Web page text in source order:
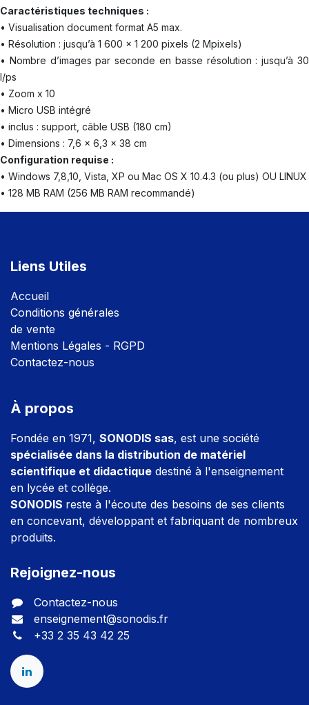
Caractéristiques techniques :
• Visualisation document format A5 max.
• Résolution : jusqu’à 1 600 x 1 200 pixels (2 Mpixels)
• Nombre d’images par seconde en basse résolution : jusqu’à 30
I/ps
• Zoom x 10
• Micro USB intégré
• inclus : support, câble USB (180 cm)
• Dimensions : 7,6 x 6,3 x 38 cm
Configuration requise :
• Windows 7,8,10, Vista, XP ou Mac OS X 10.4.3 (ou plus) OU LINUX
• 128 MB RAM (256 MB RAM recommandé)
Liens Utiles
Accueil
Conditions générales
de vente
Mentions Légales - RGPD
Contactez-nous
À propos
Fondée en 1971, SONODIS sas, est une société
spécialisée dans la distribution de matériel
scientifique et didactique destiné à l'enseignement
en lycée et collège.
SONODIS reste à l'écoute des besoins de ses clients
en concevant, développant et fabriquant de nombreux
produits.
Rejoignez-nous
Contactez-nous
enseignement@sonodis.fr
+33 2 35 43 42 25